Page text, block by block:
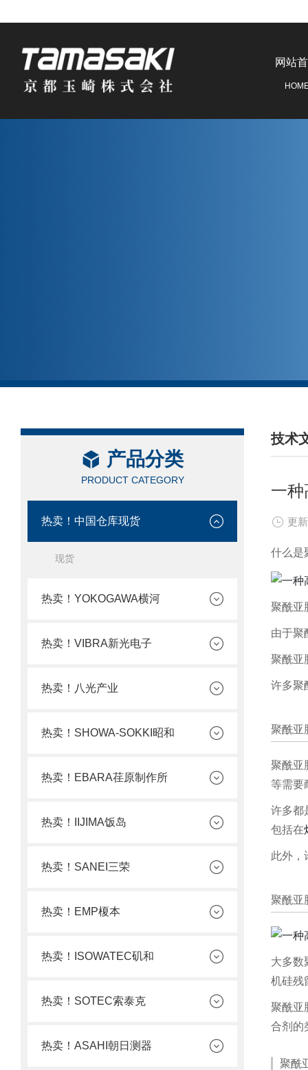
网站
产品分类
PRODUCT CATEGORY
热卖！中国仓库现货
现货
热卖！YOKOGAWA横河
热卖！VIBRA新光电子
热卖！八光产业
热卖！SHOWA-SOKKI昭和
热卖！EBARA荏原制作所
热卖！IIJIMA饭岛
热卖！SANEI三荣
热卖！EMP榎本
热卖！ISOWATEC矶和
热卖！SOTEC索泰克
热卖！ASAHI朝日测器
技术
/
一
更
什么是
聚酰亚
由于聚
聚酰亚
许多聚
聚酰亚
聚酰亚
等需要
许多都
包括在
此外，
聚酰亚
大多数
机硅残
聚酰亚
合剂的
聚酰